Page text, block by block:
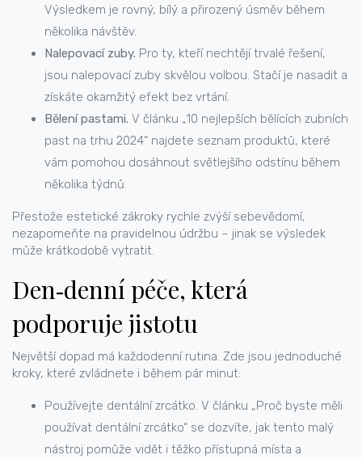
Výsledkem je rovný, bílý a přirozený úsměv během
několika návštěv.
Nalepovací zuby. Pro ty, kteří nechtějí trvalé řešení,
jsou nalepovací zuby skvělou volbou. Stačí je nasadit a
získáte okamžitý efekt bez vrtání.
Bělení pastami. V článku „10 nejlepších bělících zubních
past na trhu 2024“ najdete seznam produktů, které
vám pomohou dosáhnout světlejšího odstínu během
několika týdnů.
Přestože estetické zákroky rychle zvýší sebevědomí,
nezapomeňte na pravidelnou údržbu – jinak se výsledek
může krátkodobě vytratit.
Den‑denní péče, která
podporuje jistotu
Největší dopad má každodenní rutina. Zde jsou jednoduché
kroky, které zvládnete i během pár minut:
Používejte dentální zrcátko. V článku „Proč byste měli
používat dentální zrcátko“ se dozvíte, jak tento malý
nástroj pomůže vidět i těžko přístupná místa a